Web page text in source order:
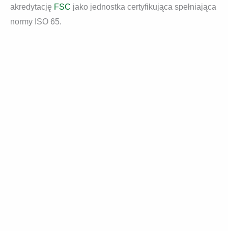
akredytację FSC jako jednostka certyfikująca spełniająca
normy ISO 65.